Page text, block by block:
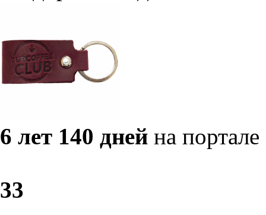
6 лет 140 дней на портале
33